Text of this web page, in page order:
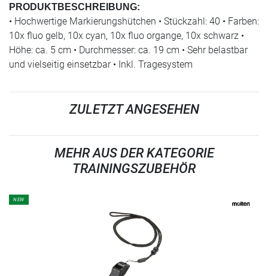
PRODUKTBESCHREIBUNG:
• Hochwertige Markierungshütchen • Stückzahl: 40 • Farben:
10x fluo gelb, 10x cyan, 10x fluo organge, 10x schwarz •
Höhe: ca. 5 cm • Durchmesser: ca. 19 cm • Sehr belastbar
und vielseitig einsetzbar • Inkl. Tragesystem
ZULETZT ANGESEHEN
MEHR AUS DER KATEGORIE
TRAININGSZUBEHÖR
NEW